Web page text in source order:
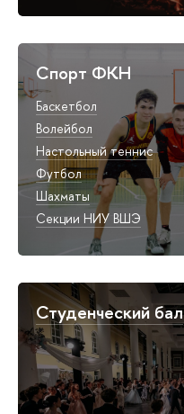
Спорт ФКН
Баскетбол
Волейбол
Настольный теннис
Футбол
Шахматы
Секции НИУ ВШЭ
Студенческий бал